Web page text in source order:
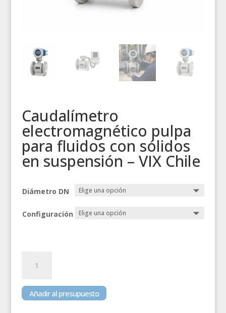
Caudalímetro
electromagnético pulpa
para fluidos con sólidos
en suspensión – VIX Chile
Diámetro DN
Configuración
electromagnético
para
fluidos
Añadir al presupuesto